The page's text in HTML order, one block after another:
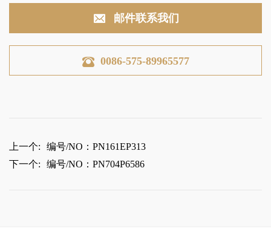
邮件联系我们
0086-575-89965577
上一个:
编号/NO：PN161EP313
下一个:
编号/NO：PN704P6586